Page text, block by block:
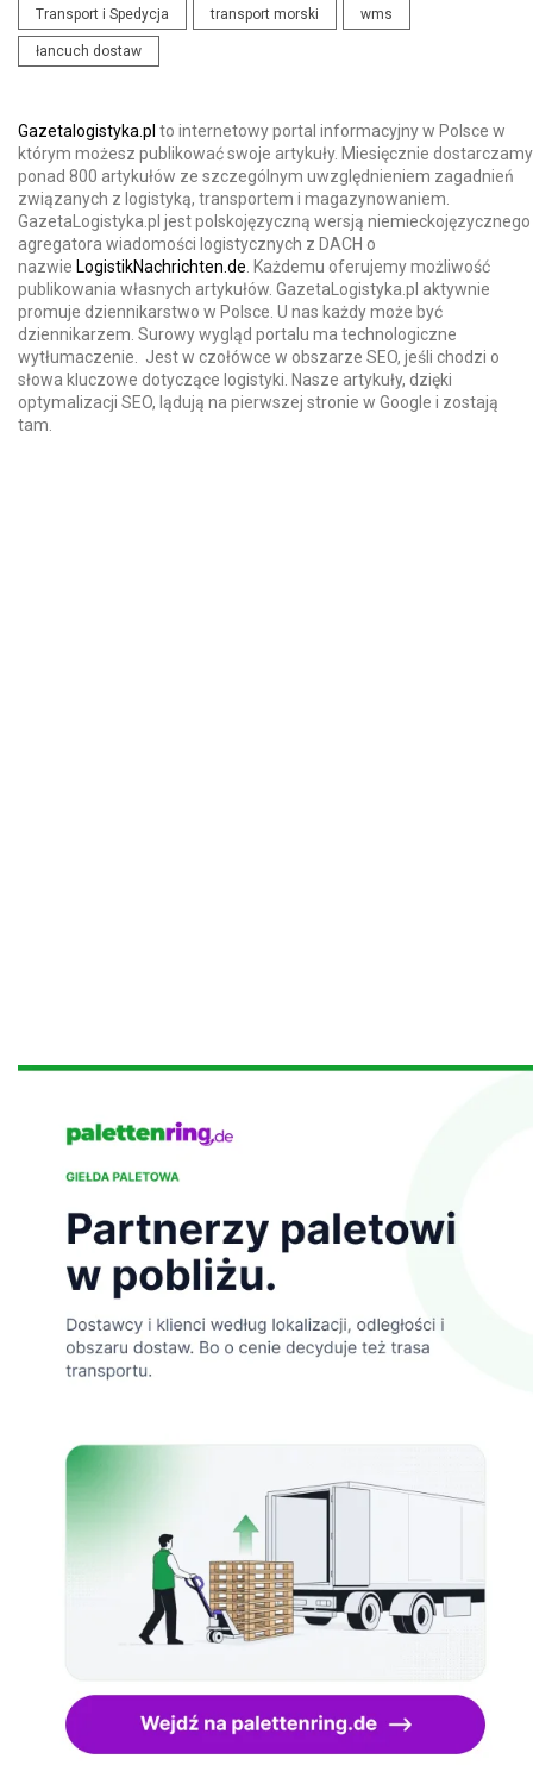
Transport i Spedycja transport morski wms
łancuch dostaw
Gazetalogistyka.pl to internetowy portal informacyjny w Polsce w
którym możesz publikować swoje artykuły. Miesięcznie dostarczamy
ponad 800 artykułów ze szczególnym uwzględnieniem zagadnień
związanych z logistyką, transportem i magazynowaniem.
GazetaLogistyka.pl jest polskojęzyczną wersją niemieckojęzycznego
agregatora wiadomości logistycznych z DACH o
nazwie LogistikNachrichten.de. Każdemu oferujemy możliwość
publikowania własnych artykułów. GazetaLogistyka.pl aktywnie
promuje dziennikarstwo w Polsce. U nas każdy może być
dziennikarzem. Surowy wygląd portalu ma technologiczne
wytłumaczenie. Jest w czołówce w obszarze SEO, jeśli chodzi o
słowa kluczowe dotyczące logistyki. Nasze artykuły, dzięki
optymalizacji SEO, lądują na pierwszej stronie w Google i zostają
tam.